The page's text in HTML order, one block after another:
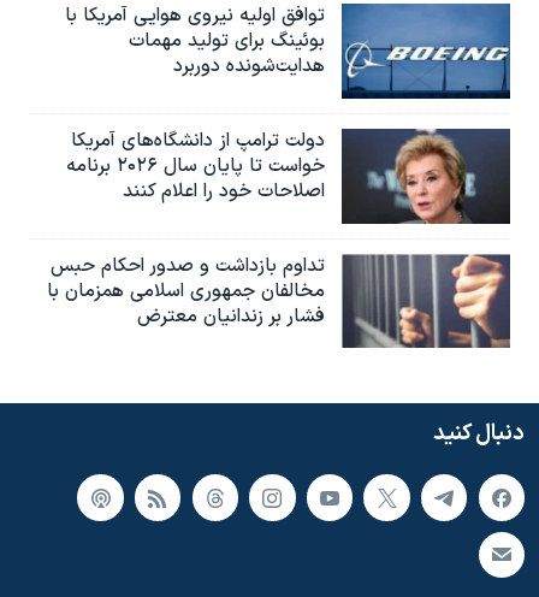
توافق اولیه نیروی هوایی آمریکا با
بوئينگ برای تولید مهمات
هدایت‌شونده دوربرد
دولت ترامپ از دانشگاه‌های آمریکا
خواست تا پایان سال ۲۰۲۶ برنامه
اصلاحات خود را اعلام کنند
تداوم بازداشت و صدور احکام حبس
مخالفان جمهوری اسلامی همزمان با
فشار بر زندانیان معترض
دنبال کنید